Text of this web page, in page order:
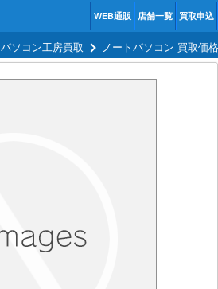
WEB通販 店舗一覧 買取申込
パソコン工房買取 ノートパソコン 買取価